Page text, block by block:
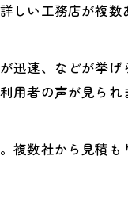
い工務店が複数
迅速、などが挙げ
者の声が見られ
複数社から見積も